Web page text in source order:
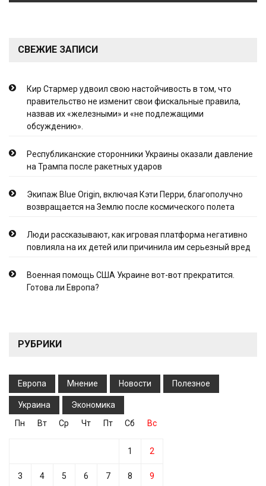
СВЕЖИЕ ЗАПИСИ
Кир Стармер удвоил свою настойчивость в том, что
правительство не изменит свои фискальные правила,
назвав их «железными» и «не подлежащими
обсуждению».
Республиканские сторонники Украины оказали давление
на Трампа после ракетных ударов
Экипаж Blue Origin, включая Кэти Перри, благополучно
возвращается на Землю после космического полета
Люди рассказывают, как игровая платформа негативно
повлияла на их детей или причинила им серьезный вред
Военная помощь США Украине вот-вот прекратится.
Готова ли Европа?
РУБРИКИ
Европа Мнение Новости Полезное
Украина
Экономика
Пн
Вт Ср Чт Пт Сб Вс
1 2
3 4 5 6 7 8 9